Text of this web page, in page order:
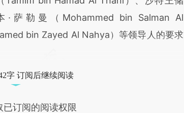
·萨勒曼（Mohammed bin Salman Al
bin Zayed Al Nahya）等领导人的要求
字 订阅后继续阅读
订阅的阅读权限